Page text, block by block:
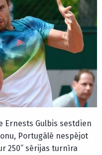
Ernests Gulbis sestdien
Portugālē nespējot
250” sērijas turnīra